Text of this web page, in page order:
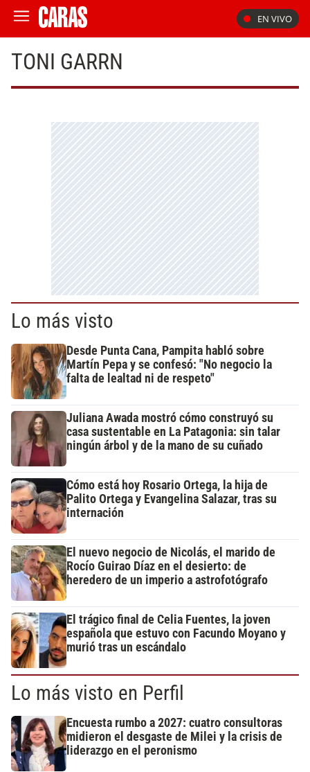
EN VIVO
TONI GARRN
Lo más visto
Desde Punta Cana, Pampita habló sobre
Martín Pepa y se confesó: "No negocio la
falta de lealtad ni de respeto"
Juliana Awada mostró cómo construyó su
casa sustentable en La Patagonia: sin talar
ningún árbol y de la mano de su cuñado
Cómo está hoy Rosario Ortega, la hija de
Palito Ortega y Evangelina Salazar, tras su
internación
El nuevo negocio de Nicolás, el marido de
Rocío Guirao Díaz en el desierto: de
heredero de un imperio a astrofotógrafo
El trágico final de Celia Fuentes, la joven
española que estuvo con Facundo Moyano y
murió tras un escándalo
Lo más visto en Perfil
Encuesta rumbo a 2027: cuatro consultoras
midieron el desgaste de Milei y la crisis de
liderazgo en el peronismo